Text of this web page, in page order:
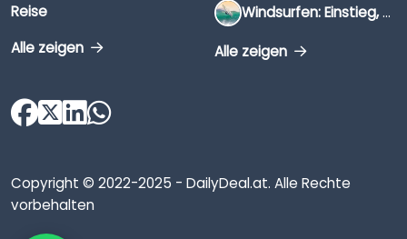
Reise
Alle zeigen
Windsurfen: Einstieg, Ausrüstung & Tipps
Alle zeigen
Copyright © 2022-2025 - DailyDeal.at. Alle Rechte
vorbehalten